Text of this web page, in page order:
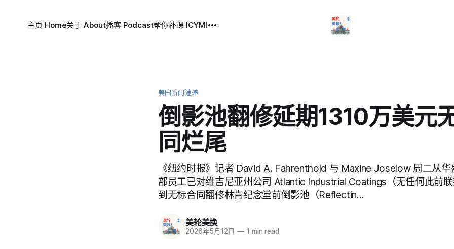
主页 Home关于 About播客 Podcast帮你补课 ICYMI
美国新闻速递
倒影池翻修延期1310万美元
同烂尾
《纽约时报》记者 David A. Fahrenthold 与 Maxine Joselow 周二从
部员工已对维吉尼亚州公司 Atlantic Industrial Coatings（无任何此前
到无标合同翻修林肯纪念堂前倒影池（Reflectin…
美轮美换
2026年5月12日 — 1 min read